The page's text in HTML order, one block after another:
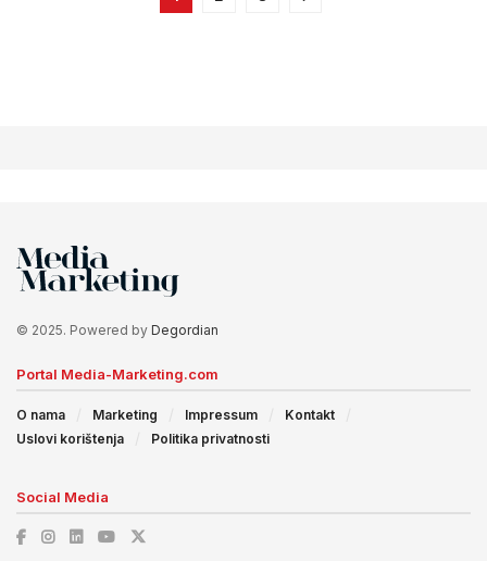
© 2025. Powered by Degordian
Portal Media-Marketing.com
O nama Marketing Impressum
Kontakt
Uslovi korištenja
Politika privatnosti
Social Media